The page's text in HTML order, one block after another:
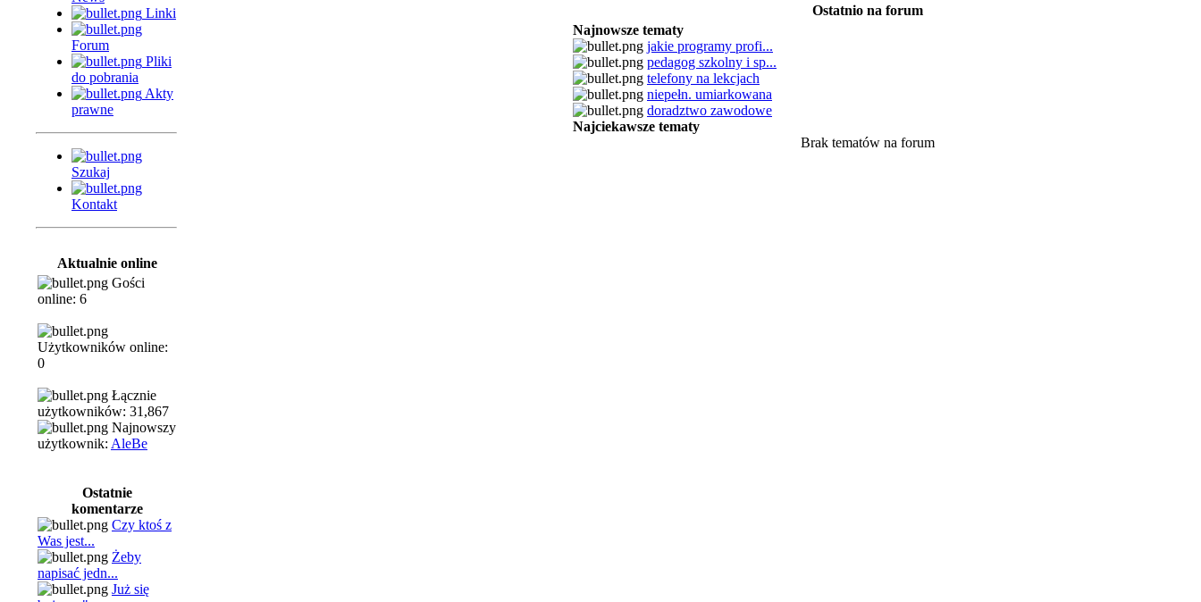
Linki
Forum
Pliki
do pobrania
Akty
prawne
Szukaj
Kontakt
Aktualnie online
Gości
online: 6
Użytkowników online:
0
Łącznie
użytkowników: 31,867
Najnowszy
użytkownik: AleBe
Ostatnie
komentarze
Czy ktoś z
Was jest...
Żeby
napisać jedn...
Już się
Ostatnio na forum
Najnowsze tematy
jakie programy profi...
pedagog szkolny i sp...
telefony na lekcjach
niepełn. umiarkowana
doradztwo zawodowe
Najciekawsze tematy
Brak tematów na forum